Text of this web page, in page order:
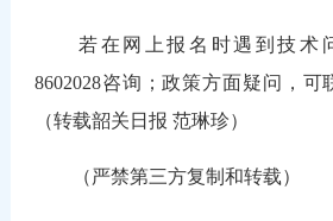
若在网上报名时遇到技术问
8602028咨询；政策方面疑问，可
（转载韶关日报 范琳珍）
（严禁第三方复制和转载）